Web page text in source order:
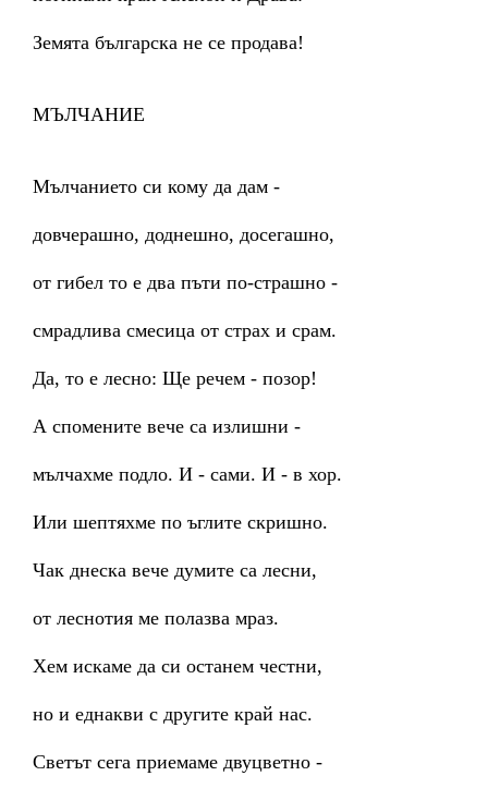
Земята българска не се продава!
МЪЛЧАНИЕ
Мълчанието си кому да дам -
довчерашно, доднешно, досегашно,
от гибел то е два пъти по-страшно -
смрадлива смесица от страх и срам.
Да, то е лесно: Ще речем - позор!
А спомените вече са излишни -
мълчахме подло. И - сами. И - в хор.
Или шептяхме по ъглите скришно.
Чак днеска вече думите са лесни,
от леснотия ме полазва мраз.
Хем искаме да си останем честни,
но и еднакви с другите край нас.
Светът сега приемаме двуцветно -